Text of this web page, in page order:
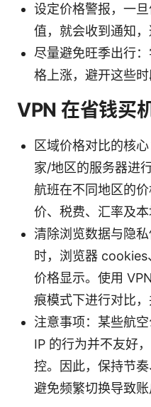
设定价格警报，一
值，就会收到通知，
尽量避免旺季出行
格上涨，避开这些时
VPN 在省钱买
区域价格对比的核
家/地区的服务器进
航班在不同地区的
价、税费、汇率及本
清除浏览数据与隐
时，浏览器 cookies
价格显示。使用
痕模式下进行对比，
注意事项：某些航
IP 的行为并不友好
控。因此，保持节奏
避免频繁切换导致账